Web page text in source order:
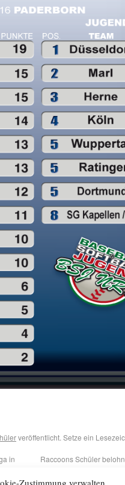
Zustimmung verwalten
veröffentlicht. Setze ein
in
Raccoons Schüler